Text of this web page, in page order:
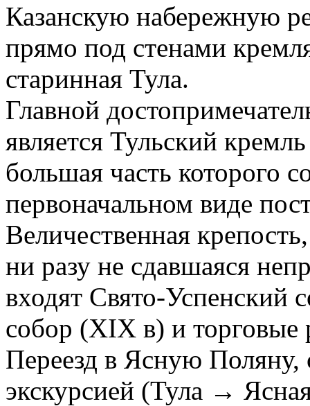
Казанскую набережную
прямо под стенами
старинная Тула.
Главной
является Тульский
большая часть которого
первоначальном виде
Величественная
ни разу не сдавшаяся
входят Свято-Успенский
собор (XIX в) и торговые
Переезд в Ясную
экскурсией (Тула →